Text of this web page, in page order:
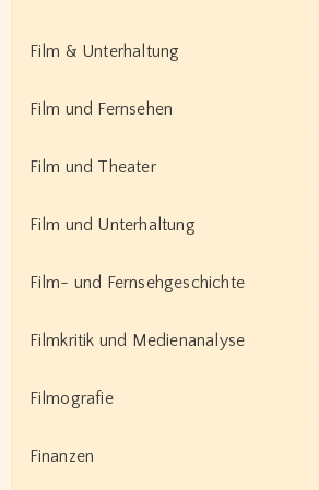
Film & Unterhaltung
Film und Fernsehen
Film und Theater
Film und Unterhaltung
Film- und Fernsehgeschichte
Filmkritik und Medienanalyse
Filmografie
Finanzen